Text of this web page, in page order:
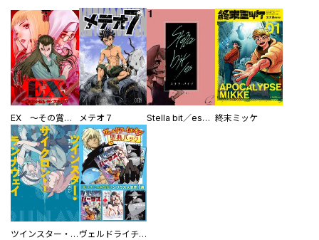
EX ～その賞金稼ぎは、世界の出口を探す～【単行本版】 メテオ７ Stella bit／es【単話版】 終末ミッケ
ツインスター・サイクロン・ランナウェイ ヴェルドライチオシ聖典パック 『転スラ』ミニ画集付き シリウス人気作３選